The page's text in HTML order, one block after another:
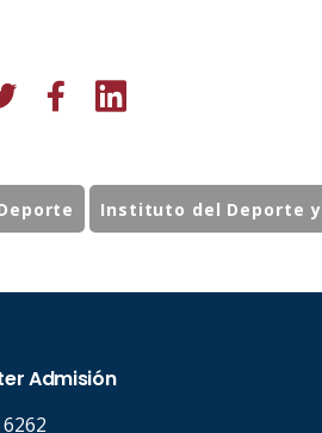
Instituto del Deporte